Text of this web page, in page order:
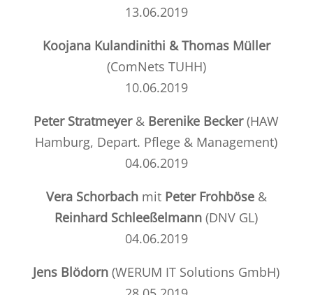
13.06.2019
Koojana Kulandinithi & Thomas Müller
(ComNets TUHH)
10.06.2019
Peter Stratmeyer& Berenike Becker(HAW
Hamburg, Depart. Pflege & Management)
04.06.2019
Vera Schorbachmit Peter Frohböse&
Reinhard Schleeßelmann (DNV GL)
04.06.2019
Jens Blödorn (WERUM IT Solutions GmbH)